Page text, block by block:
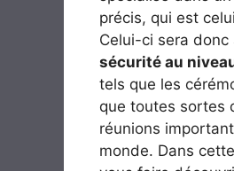
précis, qui est
Celui-ci sera donc
sécurité au
tels que les
que toutes sortes
réunions
monde. Dans